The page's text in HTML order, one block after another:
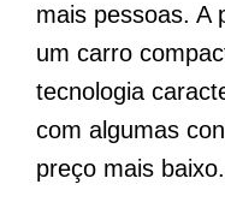
mais pessoas. A
um carro
tecnologia
com algumas
preço mais baixo.